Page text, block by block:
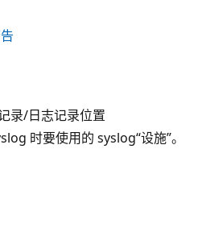
录/日志记录位置
时要使用的 syslog“设施”。